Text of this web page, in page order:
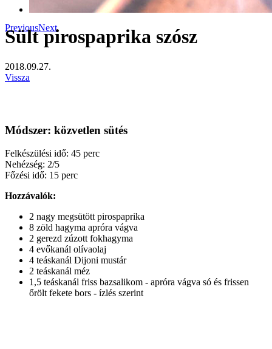
PreviousNext
Sült pirospaprika szósz
2018.09.27.
Vissza
Módszer: közvetlen sütés
Felkészülési idő: 45 perc
Nehézség: 2/5
Főzési idő: 15 perc
Hozzávalók:
2 nagy megsütött pirospaprika
8 zöld hagyma apróra vágva
2 gerezd zúzott fokhagyma
4 evőkanál olívaolaj
4 teáskanál Dijoni mustár
2 teáskanál méz
1,5 teáskanál friss bazsalikom - apróra vágva só és frissen
őrölt fekete bors - ízlés szerint